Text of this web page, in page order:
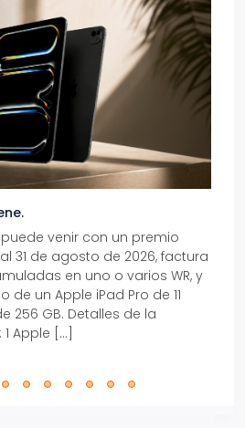
venir con un premio
31 de agosto de 2026, factura
en uno o varios WR, y
de un Apple iPad Pro de 11
256 GB. Detalles de la
Apple […]